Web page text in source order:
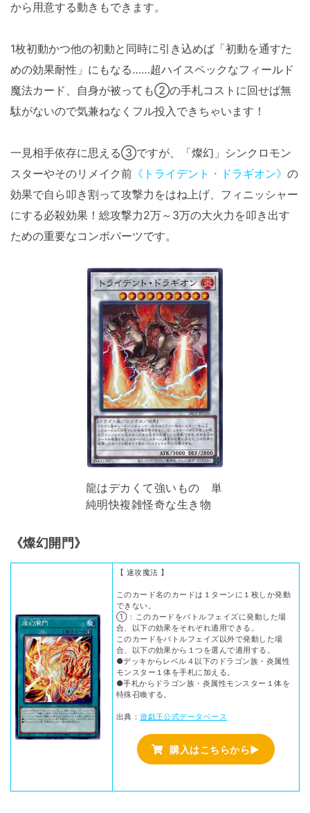
から用意する動きもできます。
1枚初動かつ他の初動と同時に引き込めば「初動を通すた
めの効果耐性」にもなる……超ハイスペックなフィールド
魔法カード、自身が被っても②の手札コストに回せば無
駄がないので気兼ねなくフル投入できちゃいます！
一見相手依存に思える③ですが、「燦幻」シンクロモン
スターやそのリメイク前 《トライデント・ドラギオン》 の
効果で自ら叩き割って攻撃力をはね上げ、フィニッシャー
にする必殺効果！総攻撃力2万～3万の大火力を叩き出す
ための重要なコンボパーツです。
龍はデカくて強いもの 単
純明快複雑怪奇な生き物
《燦幻開門》
【 速攻魔法 】
このカード名のカードは１ターンに１枚しか発動
できない。
①：このカードをバトルフェイズに発動した場
合、以下の効果をそれぞれ適用できる。
このカードをバトルフェイズ以外で発動した場
合、以下の効果から１つを選んで適用する。
●デッキからレベル４以下のドラゴン族・炎属性
モンスター１体を手札に加える。
●手札からドラゴン族・炎属性モンスター１体を
特殊召喚する。
出典：遊戯王公式データベース
購入はこちらから▶